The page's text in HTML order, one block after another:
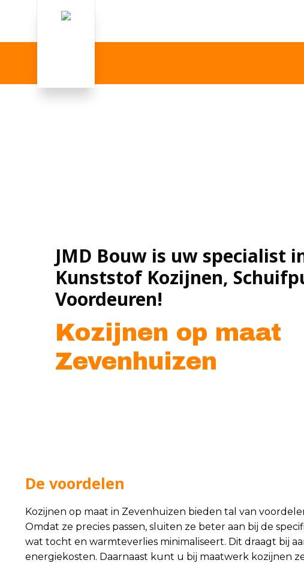
JMD Bouw is uw specialist
Kunststof Kozijnen,
Voordeuren!
Kozijnen op maat
Zevenhuizen
De voordelen
Kozijnen op maat in Zevenhuizen bieden tal van
Omdat ze precies passen, sluiten ze beter aan bij de
wat tocht en warmteverlies minimaliseert. Dit draagt bij
energiekosten. Daarnaast kunt u bij maatwerk kozijnen